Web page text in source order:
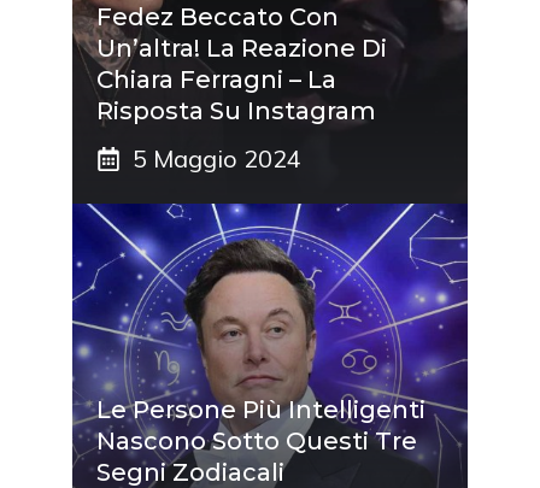
Fedez Beccato Con
Un’altra! La Reazione Di
Chiara Ferragni – La
Risposta Su Instagram
5 Maggio 2024
Le Persone Più Intelligenti
Nascono Sotto Questi Tre
Segni Zodiacali